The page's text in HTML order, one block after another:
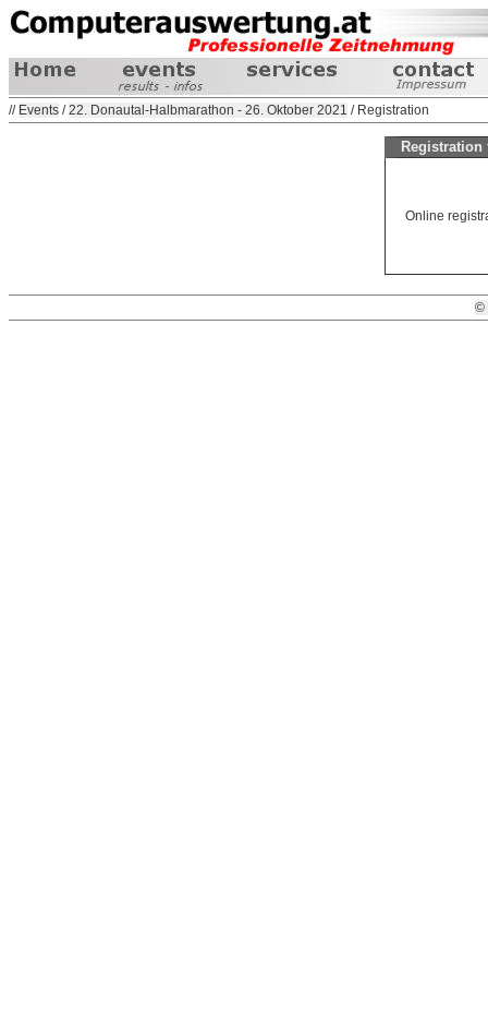
// Events /22. Donautal-Halbmarathon - 26. Oktober 2021 / Registration
Registration
Online
©